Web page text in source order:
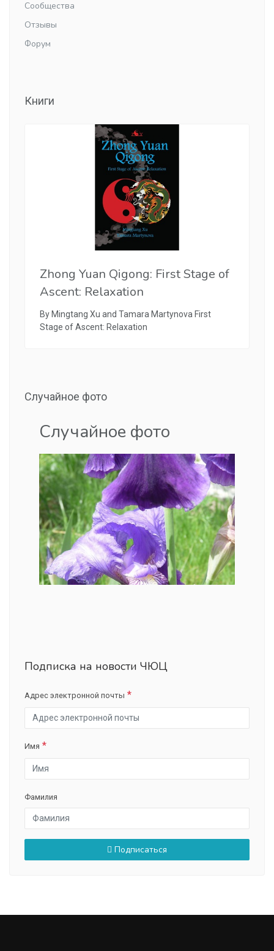
Сообщества
Отзывы
Форум
Книги
Zhong Yuan Qigong: First Stage of
Ascent: Relaxation
By Mingtang Xu and Tamara Martynova First
Stage of Ascent: Relaxation
Случайное фото
Случайное фото
Подписка на новости ЧЮЦ
Адрес электронной почты
Имя
Фамилия
Подписаться